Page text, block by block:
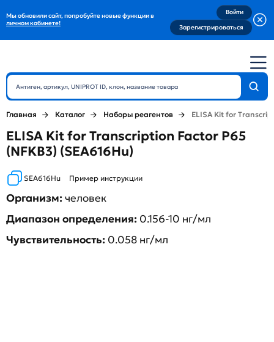
Мы обновили сайт, попробуйте новые функции в
личном кабинете!
Войти
Зарегистрироваться
Главная Каталог Наборы реагентов ELISA Kit for
ELISA Kit for Transcription Factor P65
(NFKB3) (SEA616Hu)
SEA616Hu Пример инструкции
Организм:человек
Диапазон определения: 0.156-10 нг/мл
Чувствительность: 0.058 нг/мл